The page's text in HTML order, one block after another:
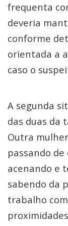
frequenta
deveria
conforme
orientada a
caso o
A segunda
das duas da
Outra
passando
acenando e
sabendo da
trabalho